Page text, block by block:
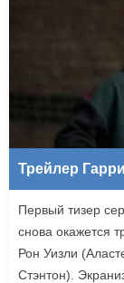
Трейлер
Первый тизер
снова окажется
Рон Уизли
Стэнтон).